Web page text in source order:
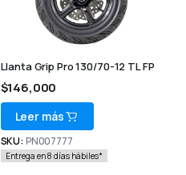
Llanta Grip Pro 130/70-12 TL FP
$146,000
Leer más
SKU: PN007777
Entrega en 8 días hábiles*